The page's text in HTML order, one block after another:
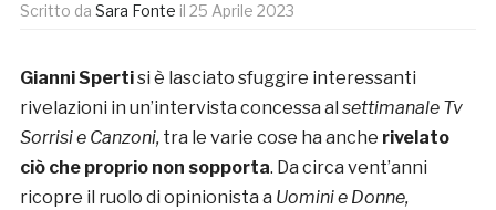
Scritto da Sara Fonte il 25 Aprile 2023
Gianni Spertisi è lasciato sfuggire interessanti
rivelazioni in un’intervista concessa al settimanale Tv
Sorrisi e Canzoni, tra le varie cose ha anche rivelato
ciò che proprio non sopporta. Da circa vent’anni
ricopre il ruolo di opinionista a Uomini e Donne,